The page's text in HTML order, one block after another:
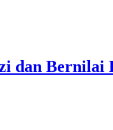
dan Bernilai